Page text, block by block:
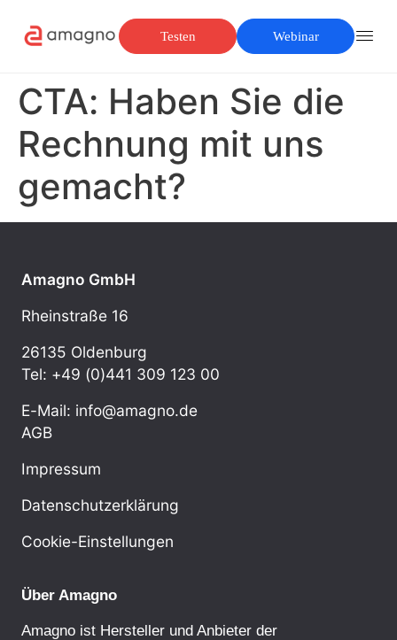
Testen Webinar
CTA: Haben Sie die
Rechnung mit uns
gemacht?
Amagno GmbH
Rheinstraße 16
26135 Oldenburg
Tel: +49 (0)441 309 123 00
E-Mail: info@amagno.de
AGB
Impressum
Datenschutzerklärung
Cookie-Einstellungen
Über Amagno
Amagno ist Hersteller und Anbieter der